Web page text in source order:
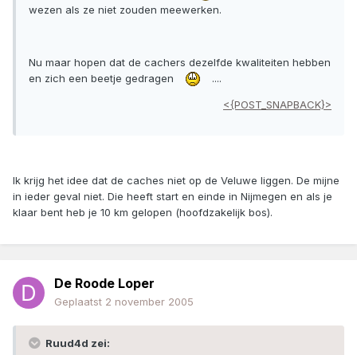
wezen als ze niet zouden meewerken.
Nu maar hopen dat de cachers dezelfde kwaliteiten hebben
en zich een beetje gedragen
....
<{POST_SNAPBACK}>
Ik krijg het idee dat de caches niet op de Veluwe liggen. De mijne
in ieder geval niet. Die heeft start en einde in Nijmegen en als je
klaar bent heb je 10 km gelopen (hoofdzakelijk bos).
De Roode Loper
Geplaatst 2 november 2005
Ruud4d zei: